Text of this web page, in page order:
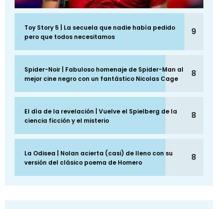
Toy Story 5 | La secuela que nadie había pedido
pero que todos necesitamos
9
Spider-Noir | Fabuloso homenaje de Spider-Man al
mejor cine negro con un fantástico Nicolas Cage
8
El día de la revelación | Vuelve el Spielberg de la
ciencia ficción y el misterio
8
La Odisea | Nolan acierta (casi) de lleno con su
versión del clásico poema de Homero
8